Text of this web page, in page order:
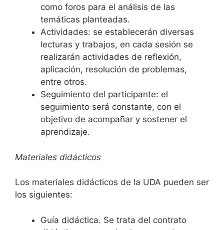
como foros para el análisis de las
temáticas planteadas.
Actividades: se establecerán diversas
lecturas y trabajos, en cada sesión se
realizarán actividades de reflexión,
aplicación, resolución de problemas,
entre otros.
Seguimiento del participante: el
seguimiento será constante, con el
objetivo de acompañar y sostener el
aprendizaje.
Materiales didácticos
Los materiales didácticos de la UDA pueden ser
los siguientes:
Guía didáctica. Se trata del contrato